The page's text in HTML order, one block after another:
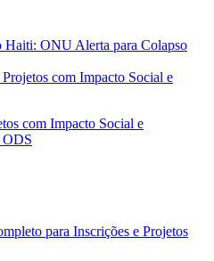
Haiti: ONU Alerta para Colapso
com Impacto Social e